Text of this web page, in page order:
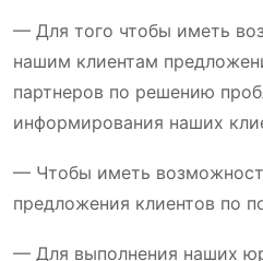
— Для того чтобы иметь
нашим клиентам
партнеров по решению
информирования наших
— Чтобы иметь
предложения клиентов по
— Для выполнения наших